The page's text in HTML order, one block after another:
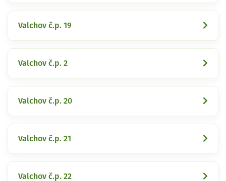
Valchov č.p. 19
Valchov č.p. 2
Valchov č.p. 20
Valchov č.p. 21
Valchov č.p. 22